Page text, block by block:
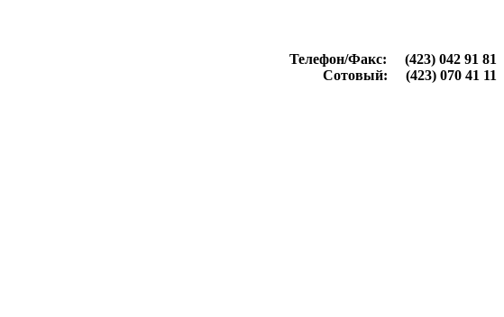
Телефон/Факс: (423) 042 91 81
Сотовый: (423) 070 41 11